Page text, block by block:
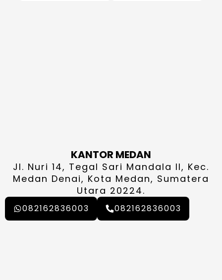
KANTOR MEDAN
Jl. Nuri 14, Tegal Sari Mandala II, Kec.
Medan Denai, Kota Medan, Sumatera
Utara 20224.
082162836003 082162836003